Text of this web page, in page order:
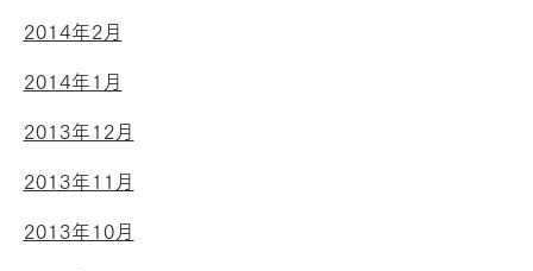
2014年2月
2014年1月
2013年12月
2013年11月
2013年10月